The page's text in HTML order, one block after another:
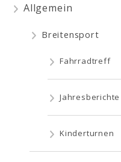
Allgemein
Breitensport
Fahrradtreff
Jahresberichte
Kinderturnen